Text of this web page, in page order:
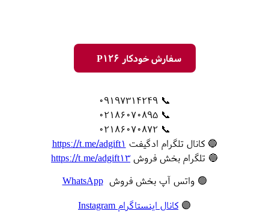
سفارش خودکار P126
📞 09197314249
📞 02186070895
📞 02186070872
🔵 کانال تلگرام ادگیفت https://t.me/adgift1
🔵 تلگرام بخش فروش https://t.me/adgift13
🟢 واتس آپ بخش فروشWhatsApp
🟣 کانال اینستاگرام Instagram